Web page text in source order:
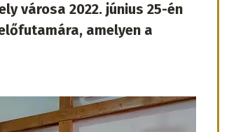
városa 2022. június 25-én
amelyen a